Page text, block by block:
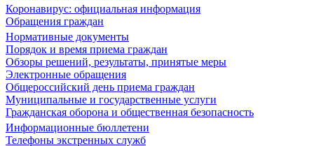
Коронавирус: официальная информация
Обращения граждан
Нормативные документы
Порядок и время приема граждан
Обзоры решений, результаты, принятые меры
Электронные обращения
Общероссийский день приема граждан
Муниципальные и государственные услуги
Гражданская оборона и общественная безопасность
Информационные бюллетени
Телефоны экстренных служб